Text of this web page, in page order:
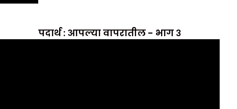
पदार्थ : आपल्या वापरातील - भाग ३